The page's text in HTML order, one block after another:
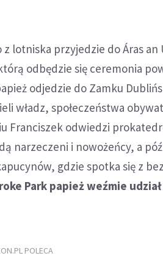
lotniska przyjedzie do Áras an
odbędzie się ceremonia
odjedzie do Zamku
władz, społeczeństwa
Franciszek odwiedzi
narzeczeni i nowożeńcy, a
gdzie spotka się z
Park papież weźmie
POLECA